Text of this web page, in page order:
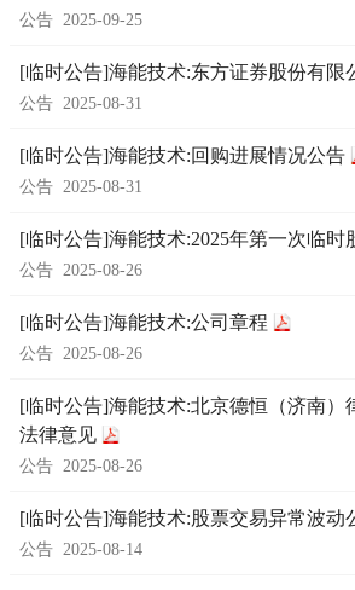
公告 2025-09-25
[临时公告]海能技术:东方证券股份有
公告 2025-08-31
[临时公告]海能技术:回购进展情况公告
公告 2025-08-31
[临时公告]海能技术:2025年第一次临时
公告 2025-08-26
[临时公告]海能技术:公司章程
公告 2025-08-26
[临时公告]海能技术:北京德恒（济南）
法律意见
公告 2025-08-26
[临时公告]海能技术:股票交易异常波动
公告 2025-08-14